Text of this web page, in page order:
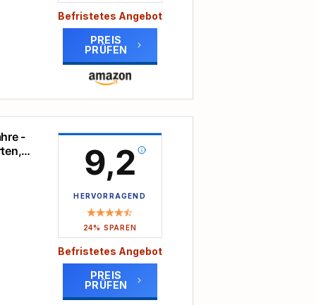
Befristetes Angebot
PREIS
PRÜFEN
-
9,2
HERVORRAGEND
24% SPAREN
Befristetes Angebot
PREIS
PRÜFEN